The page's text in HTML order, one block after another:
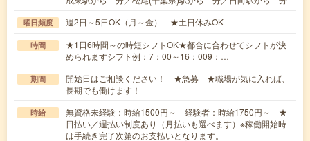
曜日頻度 週2日～5日OK（月～金） ★土日休みOK
時間
★1日6時間～の時短シフトOK★都合に合わせてシフトが決
められますシフト例：7：00～16：009：…
期間
開始日はご相談ください！ ★急募 ★職場が気に入れば、
長期でも働けます！
時給
無資格未経験：時給1500円～ 経験者：時給1750円～ ★
日払い／週払い制度あり（月払いも選べます）※稼働開始時
は手続き完了次第のお支払いとなります。